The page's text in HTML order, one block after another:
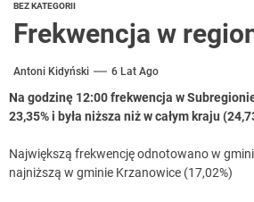
BEZ KATEGORII
Frekwencja w
Antoni Kidyński 6 Lat Ago
Na godzinę 12:00 frekwencja w
23,35% i była niższa niż w całym kraju
Największą frekwencję odnotowano w
najniższą w gminie Krzanowice (17,02%)